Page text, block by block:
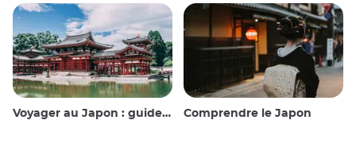
Voyager au Japon : guide et conseils Comprendre le Japon